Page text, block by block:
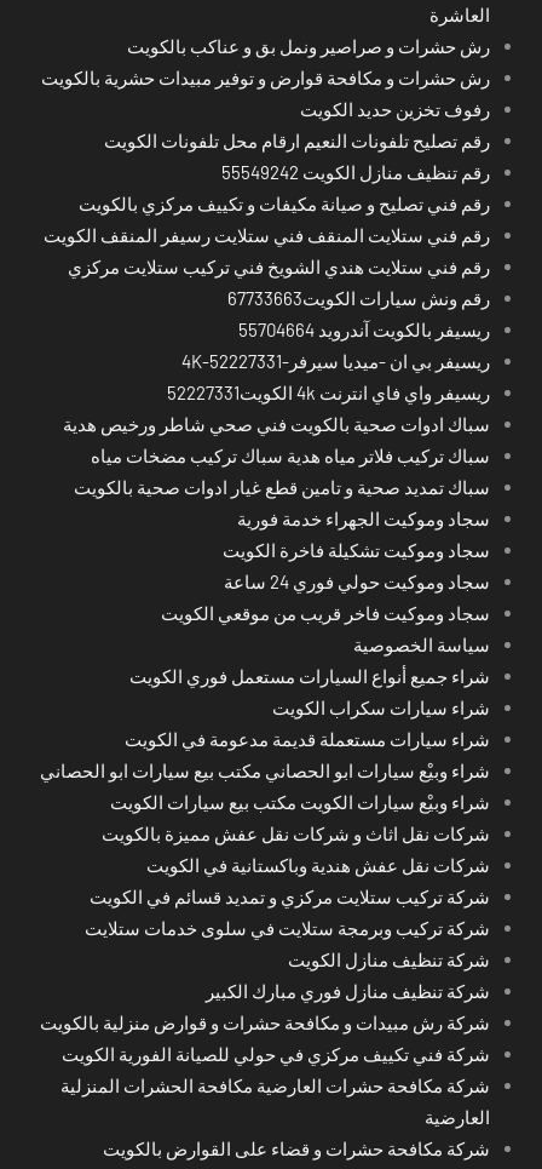
العاشرة
رش حشرات و صراصير ونمل بق و عناكب بالكويت
رش حشرات و مكافحة قوارض و توفير مبيدات حشرية بالكويت
رفوف تخزين حديد الكويت
رقم تصليح تلفونات النعيم ارقام محل تلفونات الكويت
رقم تنظيف منازل الكويت 55549242
رقم فني تصليح و صيانة مكيفات و تكييف مركزي بالكويت
رقم فني ستلايت المنقف فني ستلايت رسيفر المنقف الكويت
رقم فني ستلايت هندي الشويخ فني تركيب ستلايت مركزي
رقم ونش سيارات الكويت67733663
ريسيفر بالكويت آندرويد 55704664
ريسيفر بي ان -ميديا سيرفر-4K-52227331
ريسيفر واي فاي انترنت 4k الكويت52227331
سباك ادوات صحية بالكويت فني صحي شاطر ورخيص هدية
سباك تركيب فلاتر مياه هدية سباك تركيب مضخات مياه
سباك تمديد صحية و تامين قطع غيار ادوات صحية بالكويت
سجاد وموكيت الجهراء خدمة فورية
سجاد وموكيت تشكيلة فاخرة الكويت
سجاد وموكيت حولي فوري 24 ساعة
سجاد وموكيت فاخر قريب من موقعي الكويت
سياسة الخصوصية
شراء جميع أنواع السيارات مستعمل فوري الكويت
شراء سيارات سكراب الكويت
شراء سيارات مستعملة قديمة مدعومة في الكويت
شراء وبيْع سيارات ابو الحصاني مكتب بيع سيارات ابو الحصاني
شراء وبيْع سيارات الكويت مكتب بيع سيارات الكويت
شركات نقل اثاث و شركات نقل عفش مميزة بالكويت
شركات نقل عفش هندية وباكستانية في الكويت
شركة تركيب ستلايت مركزي و تمديد قسائم في الكويت
شركة تركيب وبرمجة ستلايت في سلوى خدمات ستلايت
شركة تنظيف منازل الكويت
شركة تنظيف منازل فوري مبارك الكبير
شركة رش مبيدات و مكافحة حشرات و قوارض منزلية بالكويت
شركة فني تكييف مركزي في حولي للصيانة الفورية الكويت
شركة مكافحة حشرات العارضية مكافحة الحشرات المنزلية
العارضية
شركة مكافحة حشرات و قضاء على القوارض بالكويت